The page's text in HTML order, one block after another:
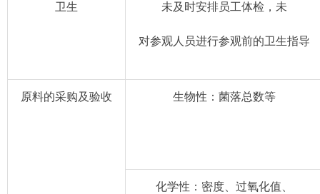
卫生 未及时安排员工体检，未
对参观人员进行参观前的卫生指导
原料的采购及验收 生物性：菌落总数等
化学性：密度、过氧化值、